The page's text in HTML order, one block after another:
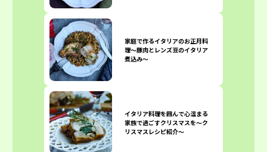
家庭で作るイタリアのお正月料
理〜豚肉とレンズ豆のイタリア
煮込み〜
イタリア料理を囲んで心温まる
家族で過ごすクリスマスを〜ク
リスマスレシピ紹介〜